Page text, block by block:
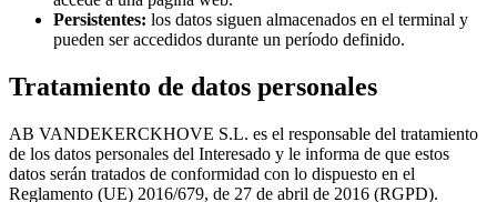
Persistentes: los datos siguen almacenados en el terminal y
pueden ser accedidos durante un período definido.
Tratamiento de datos personales
AB VANDEKERCKHOVE S.L. es el responsable del tratamiento
de los datos personales del Interesado y le informa de que estos
datos serán tratados de conformidad con lo dispuesto en el
Reglamento (UE) 2016/679, de 27 de abril de 2016 (RGPD).